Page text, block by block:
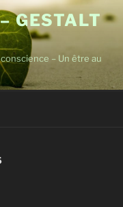
GESTALT
– Un être au